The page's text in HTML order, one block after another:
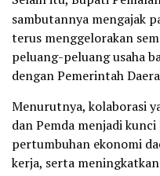
sambutannya mengajak
terus menggelorakan
peluang-peluang usaha
dengan Pemerintah
Menurutnya, kolaborasi
dan Pemda menjadi
pertumbuhan ekonomi
kerja, serta